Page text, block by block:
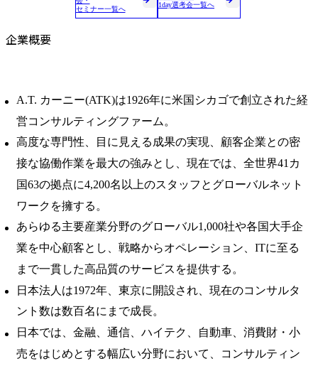
セミナー一覧へ
1day選考会一覧へ
企業概要
A.T. カーニー(ATK)は1926年に米国シカゴで創立された経
営コンサルティングファーム。
高度な専門性、目に見える成果の実現、顧客企業との密
接な協働作業を最大の強みとし、現在では、全世界41カ
国63の拠点に4,200名以上のスタッフとグローバルネット
ワークを擁する。
あらゆる主要産業分野のグローバル1,000社や各国大手企
業を中心顧客とし、戦略からオペレーション、ITに至る
まで一貫した高品質のサービスを提供する。
日本法人は1972年、東京に開設され、現在のコンサルタ
ント数は数百名にまで成長。
日本では、金融、通信、ハイテク、自動車、消費財・小
売をはじめとする幅広い分野において、コンサルティン